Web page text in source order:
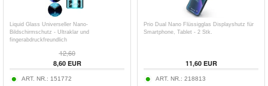
Liquid Glass Universeller Nano-
Bildschirmschutz - Ultraklar und
fingerabdruckfreundlich
12,60
8,60EUR
ART. NR.: 151772
Prio Dual Nano Flüssigglas Displayshutz für
Smartphone, Tablet - 2 Stk.
11,60EUR
ART. NR.: 218813